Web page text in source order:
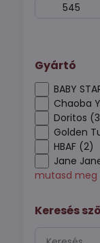
From:
Gyártó
BABY
Chaoba
Doritos
Golden
HBAF (2)
Jane
mutasd meg
Keresés
Keresés